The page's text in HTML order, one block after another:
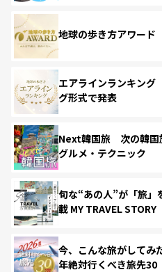
地球の歩き方アワード
エアラインランキン
グ形式で発表
Next韓国旅 次の韓国
グルメ・テクニック
旬な“あの人”が「旅」
載 MY TRAVEL STORY
今、こんな旅がしてみ
年絶対行くべき旅先30